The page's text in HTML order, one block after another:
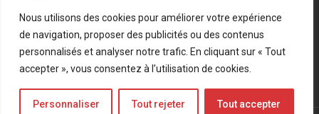
Nous utilisons des cookies pour améliorer votre expérience
de navigation, proposer des publicités ou des contenus
personnalisés et analyser notre trafic. En cliquant sur « Tout
accepter », vous consentez à l’utilisation de cookies.
Personnaliser Tout rejeter Tout accepter
Mentions légales Politique de confidentialité
Bluesky
LinkedIn
Twitter